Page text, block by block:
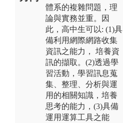
體系的複雜問題，理
論與實務並重。因
此，高中生可以: (1)具
備利用網際網路收集
資訊之能力， 培養資
訊的擷取。(2)透過學
習活動，學習訊息蒐
集、整理、分析與運
用的相關知識，培養
思考的能力，(3)具備
運用運算工具之能